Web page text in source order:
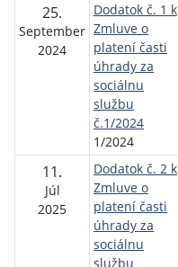
25.
September
2024
Dodatok č. 1 k
Zmluve o
platení časti
úhrady za
sociálnu
službu
č.1/2024
1/2024
11.
Júl
2025
Dodatok č. 2 k
Zmluve o
platení časti
úhrady za
sociálnu
službu